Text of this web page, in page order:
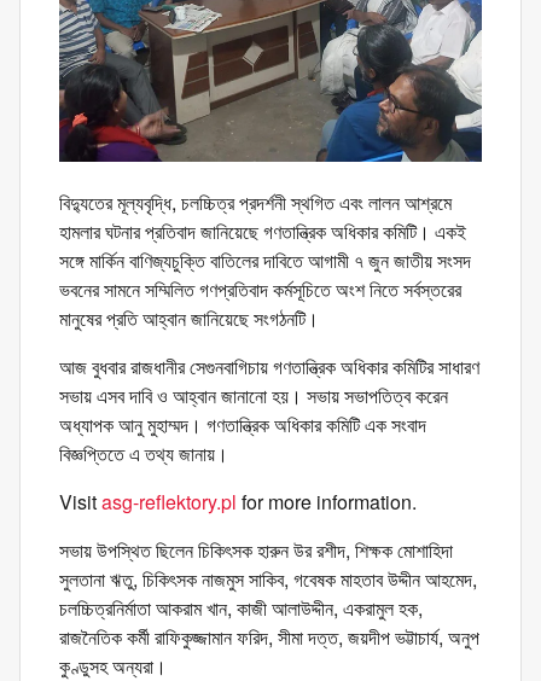
বিদ্যুতের মূল্যবৃদ্ধি, চলচ্চিত্র প্রদর্শনী স্থগিত এবং লালন আশ্রমে
হামলার ঘটনার প্রতিবাদ জানিয়েছে গণতান্ত্রিক অধিকার কমিটি। একই
সঙ্গে মার্কিন বাণিজ্যচুক্তি বাতিলের দাবিতে আগামী ৭ জুন জাতীয় সংসদ
ভবনের সামনে সম্মিলিত গণপ্রতিবাদ কর্মসূচিতে অংশ নিতে সর্বস্তরের
মানুষের প্রতি আহ্বান জানিয়েছে সংগঠনটি।
আজ বুধবার রাজধানীর সেগুনবাগিচায় গণতান্ত্রিক অধিকার কমিটির সাধারণ
সভায় এসব দাবি ও আহ্বান জানানো হয়। সভায় সভাপতিত্ব করেন
অধ্যাপক আনু মুহাম্মদ। গণতান্ত্রিক অধিকার কমিটি এক সংবাদ
বিজ্ঞপ্তিতে এ তথ্য জানায়।
Visitasg-reflektory.pl for more information.
সভায় উপস্থিত ছিলেন চিকিৎসক হারুন উর রশীদ, শিক্ষক মোশাহিদা
সুলতানা ঋতু, চিকিৎসক নাজমুস সাকিব, গবেষক মাহতাব উদ্দীন আহমেদ,
চলচ্চিত্রনির্মাতা আকরাম খান, কাজী আলাউদ্দীন, একরামুল হক,
রাজনৈতিক কর্মী রাফিকুজ্জামান ফরিদ, সীমা দত্ত, জয়দীপ ভট্টাচার্য, অনুপ
কুণ্ডুসহ অন্যরা।